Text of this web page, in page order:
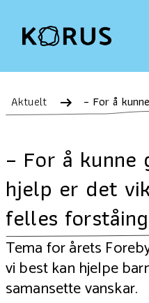
Aktuelt – For å kunne gje enno betre hjelp er det viktig
– For å
hjelp er det
felles forståing
Tema for årets
vi best kan hjelpe
samansette vanskar.